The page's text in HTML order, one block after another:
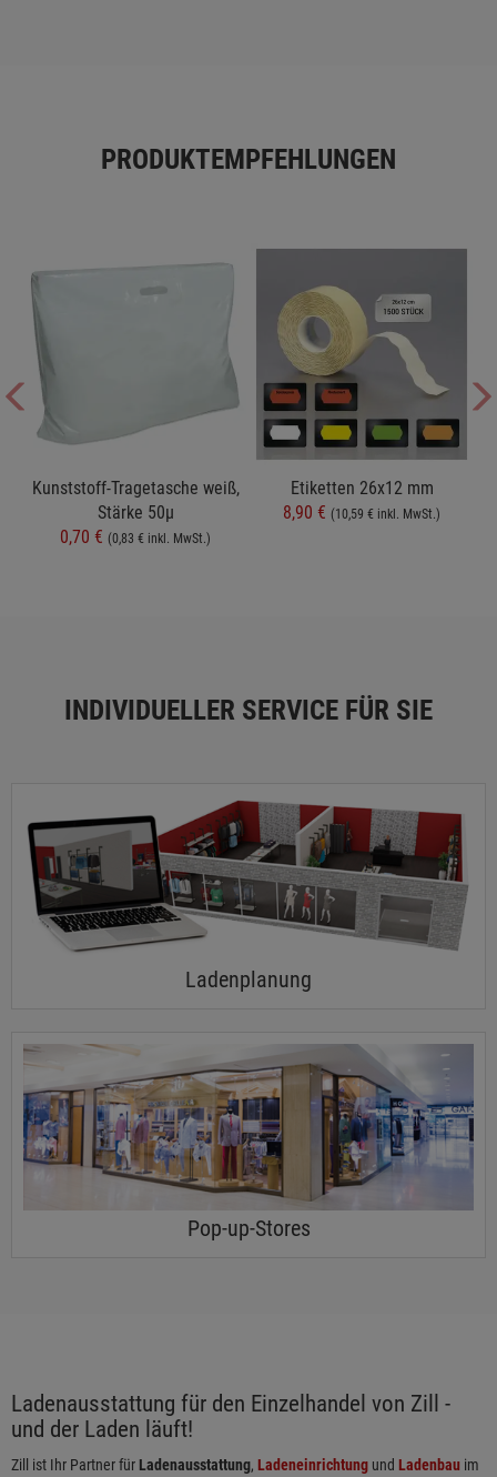
PRODUKTEMPFEHLUNGEN
Kunststoff-Tragetasche weiß,
Stärke 50µ
0,70 € (0,83 € inkl. MwSt.)
Etiketten 26x12 mm
8,90 € (10,59 € inkl. MwSt.)
INDIVIDUELLER SERVICE FÜR SIE
Ladenplanung
Pop-up-Stores
Ladenausstattung für den Einzelhandel von Zill -
und der Laden läuft!
Zill ist Ihr Partner für Ladenausstattung, Ladeneinrichtung und Ladenbau im